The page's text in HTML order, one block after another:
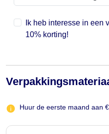
Ik heb interesse in een
10% korting!
Huur de eerste maand aan